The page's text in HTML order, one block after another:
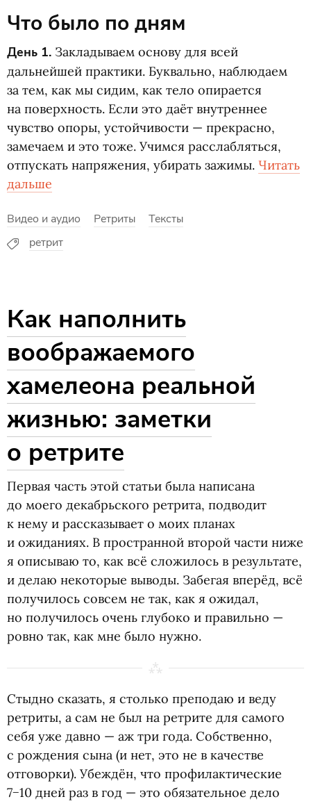
Что было по дням
День 1. Закладываем основу для всей
дальнейшей практики. Буквально, наблюдаем
за тем, как мы сидим, как тело опирается
на поверхность. Если это даёт внутреннее
чувство опоры, устойчивости — прекрасно,
замечаем и это тоже. Учимся расслабляться,
отпускать напряжения, убирать зажимы. Читать
дальше
Видео и аудио Ретриты
Тексты
ретрит
Как наполнить
воображаемого
хамелеона реальной
жизнью: заметки
о ретрите
Первая часть этой статьи была написана
до моего декабрьского ретрита, подводит
к нему и рассказывает о моих планах
и ожиданиях. В пространной второй части ниже
я описываю то, как всё сложилось в результате,
и делаю некоторые выводы. Забегая вперёд, всё
получилось совсем не так, как я ожидал,
но получилось очень глубоко и правильно —
ровно так, как мне было нужно.
Стыдно сказать, я столько преподаю и веду
ретриты, а сам не был на ретрите для самого
себя уже давно — аж три года. Собственно,
с рождения сына (и нет, это не в качестве
отговорки). Убеждён, что профилактические
7−10 дней раз в год — это обязательное дело